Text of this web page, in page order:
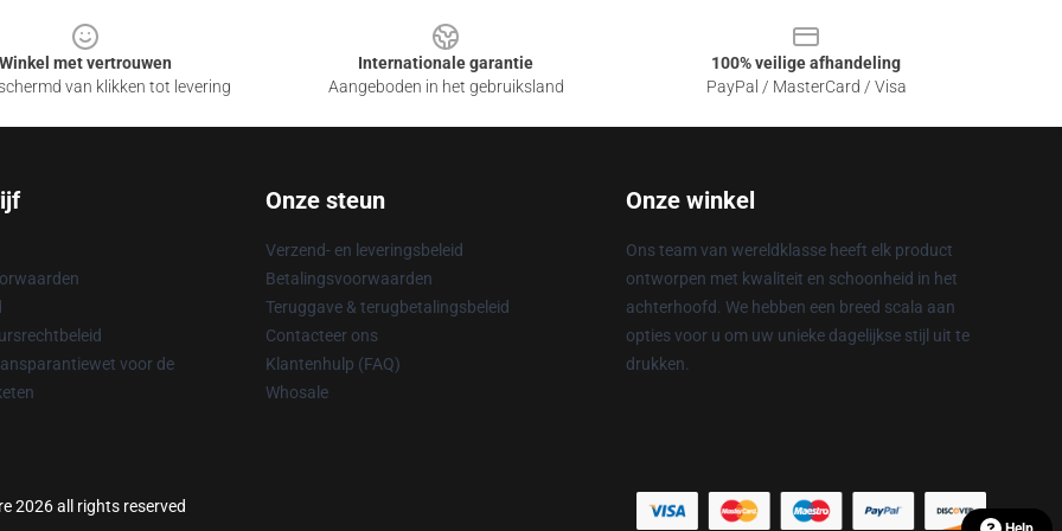
Winkel met vertrouwen
van klikken tot levering
Internationale garantie
Aangeboden in het gebruiksland
100% veilige afhandeling
PayPal / MasterCard / Visa
voor de
Onze steun
Verzend- en leveringsbeleid
Betalingsvoorwaarden
Teruggave & terugbetalingsbeleid
Contacteer ons
Klantenhulp (FAQ)
Whosale
Onze winkel
Ons team van wereldklasse heeft elk product
ontworpen met kwaliteit en schoonheid in het
achterhoofd. We hebben een breed scala aan
opties voor u om uw unieke dagelijkse stijl uit te
drukken.
2026 all rights reserved